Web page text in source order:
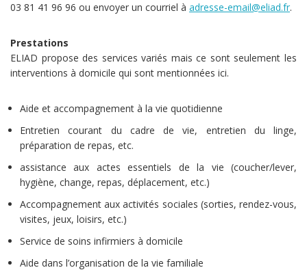
03 81 41 96 96 ou envoyer un courriel à adresse-email@eliad.fr.
Prestations
ELIAD propose des services variés mais ce sont seulement les
interventions à domicile qui sont mentionnées ici.
Aide et accompagnement à la vie quotidienne
Entretien courant du cadre de vie, entretien du linge,
préparation de repas, etc.
assistance aux actes essentiels de la vie (coucher/lever,
hygiène, change, repas, déplacement, etc.)
Accompagnement aux activités sociales (sorties, rendez-vous,
visites, jeux, loisirs, etc.)
Service de soins infirmiers à domicile
Aide dans l’organisation de la vie familiale